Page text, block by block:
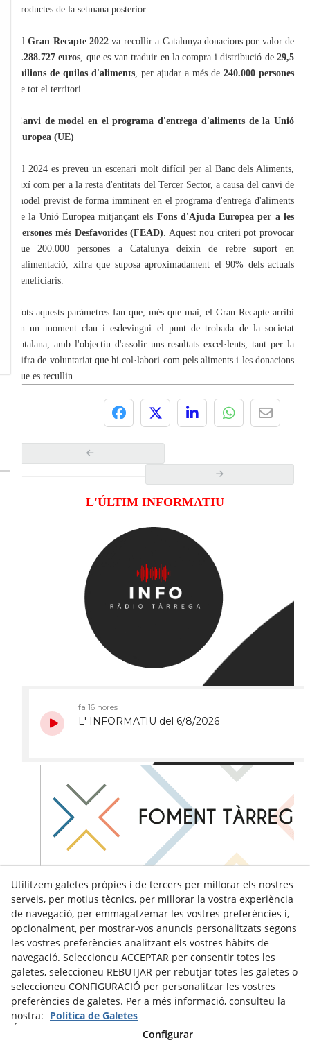
productes de la setmana posterior.
ElGran Recapte 2022 va recollir a Catalunya donacions por valor de
6.288.727 euros, que es van traduir en la compra i distribució de29,5
milions de quilos d'aliments, per ajudar a més de 240.000 persones
de tot el territori.
Canvi de model en el programa d'entrega d'aliments de la Unió
Europea (UE)
El 2024 es preveu un escenari molt difícil per al Banc dels Aliments,
així com per a la resta d'entitats del Tercer Sector, a causa del canvi de
model previst de forma imminent en el programa d'entrega d'aliments
de la Unió Europea mitjançant els Fons d'Ajuda Europea per a les
Persones més Desfavorides (FEAD). Aquest nou criteri pot provocar
que 200.000 persones a Catalunya deixin de rebre suport en
l'alimentació, xifra que suposa aproximadament el 90% dels actuals
beneficiaris.
Tots aquests paràmetres fan que, més que mai, el Gran Recapte arribi
en un moment clau i esdevingui el punt de trobada de la societat
catalana, amb l'objectiu d'assolir uns resultats excel·lents, tant per la
xifra de voluntariat que hi col·labori com pels aliments i les donacions
que es recullin.
L'ÚLTIM INFORMATIU
Utilitzem galetes pròpies i de tercers per millorar els nostres
serveis, per motius tècnics, per millorar la vostra experiència
de navegació, per emmagatzemar les vostres preferències i,
opcionalment, per mostrar-vos anuncis personalitzats segons
les vostres preferències analitzant els vostres hàbits de
navegació. Seleccioneu ACCEPTAR per consentir totes les
galetes, seleccioneu REBUTJAR per rebutjar totes les galetes o
seleccioneu CONFIGURACIÓ per personalitzar les vostres
preferències de galetes. Per a més informació, consulteu la
nostra: Política de Galetes
Configurar